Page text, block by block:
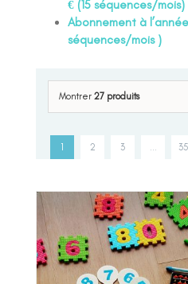
€ (15 séquences/mois)
Abonnement à
séquences/mois )
Montrer 27 produits
1 2 3 35